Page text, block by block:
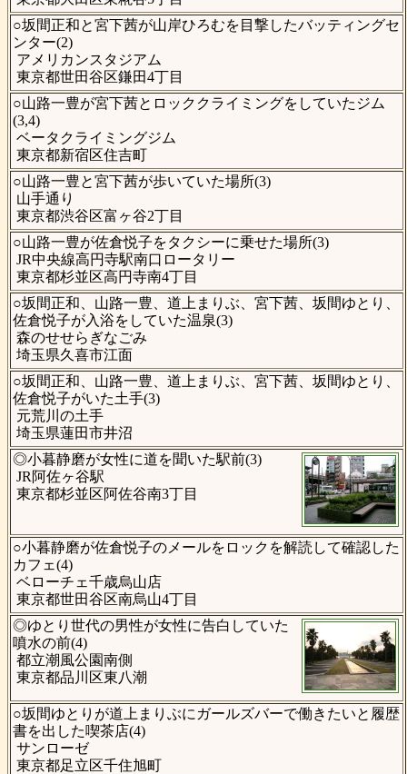
○坂間正和と宮下茜が山岸ひろむを目撃したバッティングセ
ンター(2)
アメリカンスタジアム
東京都世田谷区鎌田4丁目
○山路一豊が宮下茜とロッククライミングをしていたジム
(3,4)
ベータクライミングジム
東京都新宿区住吉町
○山路一豊と宮下茜が歩いていた場所(3)
山手通り
東京都渋谷区富ヶ谷2丁目
○山路一豊が佐倉悦子をタクシーに乗せた場所(3)
JR中央線高円寺駅南口ロータリー
東京都杉並区高円寺南4丁目
○坂間正和、山路一豊、道上まりぶ、宮下茜、坂間ゆとり、
佐倉悦子が入浴をしていた温泉(3)
森のせせらぎなごみ
埼玉県久喜市江面
○坂間正和、山路一豊、道上まりぶ、宮下茜、坂間ゆとり、
佐倉悦子がいた土手(3)
元荒川の土手
埼玉県蓮田市井沼
◎小暮静磨が女性に道を聞いた駅前(3)
JR阿佐ヶ谷駅
東京都杉並区阿佐谷南3丁目
○小暮静磨が佐倉悦子のメールをロックを解読して確認した
カフェ(4)
ベローチェ千歳烏山店
東京都世田谷区南烏山4丁目
◎ゆとり世代の男性が女性に告白していた
噴水の前(4)
都立潮風公園南側
東京都品川区東八潮
○坂間ゆとりが道上まりぶにガールズバーで働きたいと履歴
書を出した喫茶店(4)
サンローゼ
東京都足立区千住旭町